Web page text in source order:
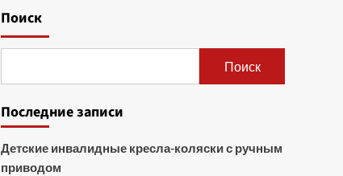
Поиск
Поиск
Последние записи
Детские инвалидные кресла-коляски с ручным
приводом